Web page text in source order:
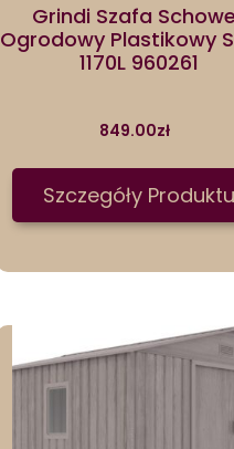
Grindi Szafa
Ogrodowy Plastikowy
1170L 960261
849.00zł
Szczegóły Produktu